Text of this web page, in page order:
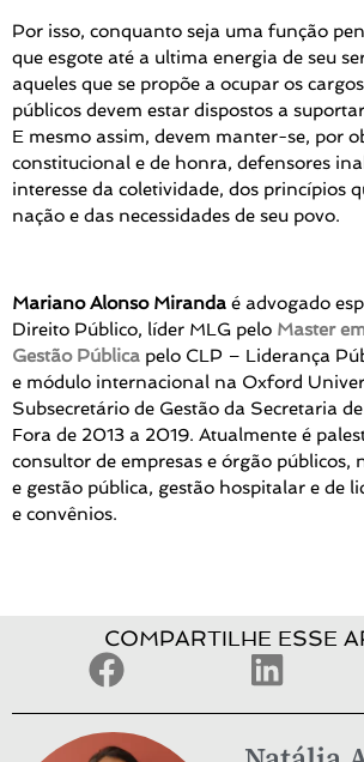
Por isso, conquanto seja uma função
que esgote até a ultima energia de seu
aqueles que se propõe a ocupar os
públicos devem estar dispostos a
E mesmo assim, devem manter-se, por
constitucional e de honra, defensores
interesse da coletividade, dos princípios
nação e das necessidades de seu povo.
Mariano Alonso Miranda é advogado
Direito Público, líder MLG pelo Master
Gestão Pública pelo CLP – Liderança
e módulo internacional na Oxford
Subsecretário de Gestão da Secretaria
Fora de 2013 a 2019. Atualmente é
consultor de empresas e órgão públicos,
e gestão pública, gestão hospitalar e de
e convênios.
COMPARTILHE ESSE